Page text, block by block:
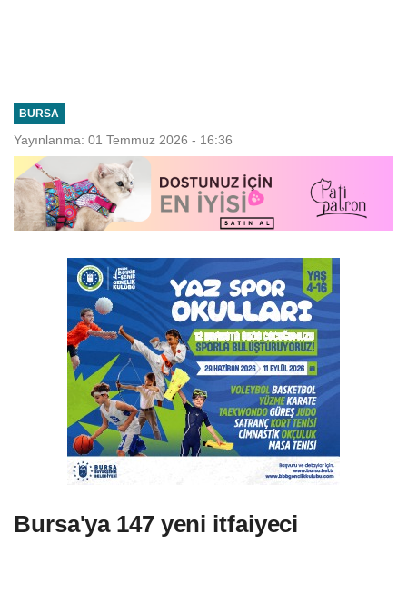
BURSA
Yayınlanma: 01 Temmuz 2026 - 16:36
Bursa'ya 147 yeni itfaiyeci